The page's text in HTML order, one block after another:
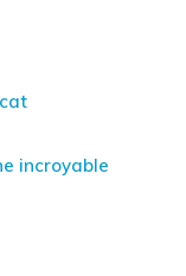
incroyable